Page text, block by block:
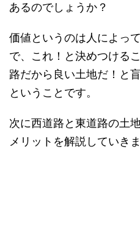
あるのでしょうか？
価値というのは人によっ
で、これ！と決めつける
路だから良い土地だ！と
ということです。
次に西道路と東道路の土
メリットを解説していきま